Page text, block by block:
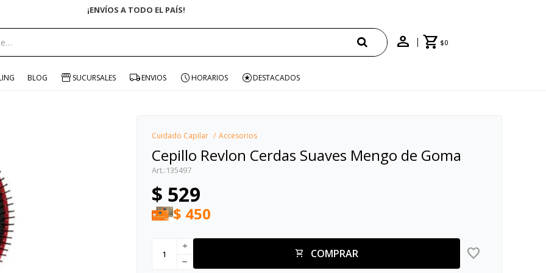
¡ENVÍOS A TODO EL PAÍS!
$0
BLOG SUCURSALES ENVIOS HORARIOS DESTACADOS
Cuidado Capilar Accesorios
Cepillo Revlon Cerdas Suaves Mengo de Goma
135497
$ 529
$ 450
COMPRAR
add
remove